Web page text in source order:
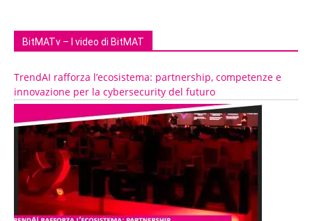
BitMATv – I video di BitMAT
TrendAI rafforza l’ecosistema: partnership, competenze e
innovazione per la cybersecurity del futuro